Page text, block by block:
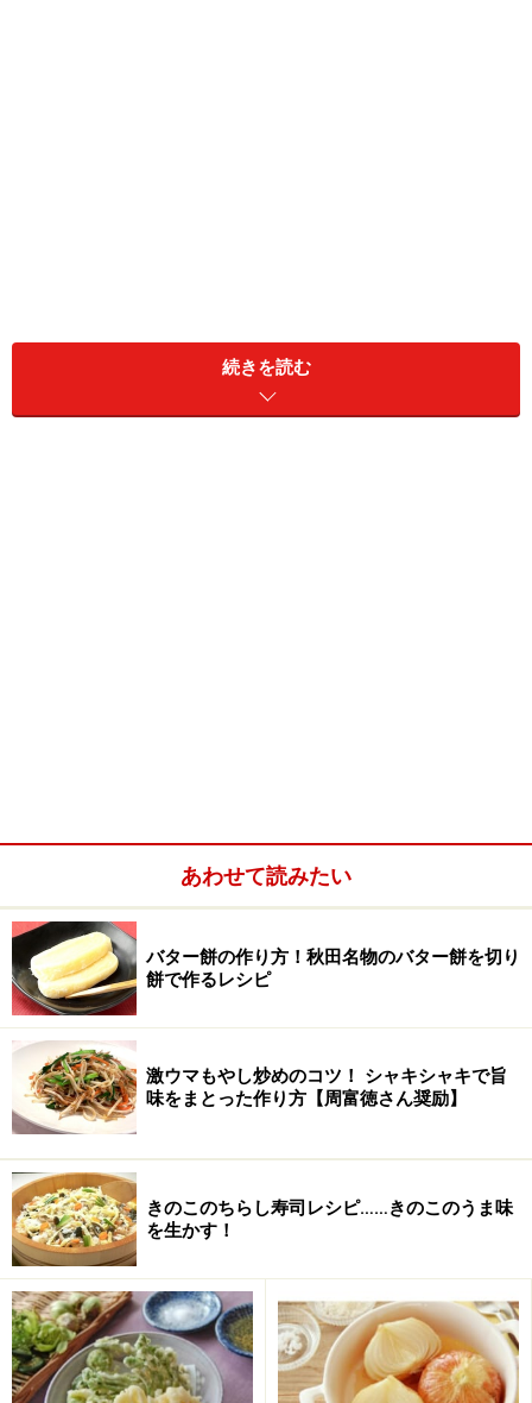
わさび 適量
海苔 少々
お刺身以外の具材はお好きなもの、冷蔵庫にあるもの等
を用意してください。
刺し盛りでモザイク寿司レシピの作り方・
続きを読む
あわせて読みたい
バター餅の作り方！秋田名物のバター餅を切り
餅で作るレシピ
激ウマもやし炒めのコツ！ シャキシャキで旨
味をまとった作り方【周富徳さん奨励】
きのこのちらし寿司レシピ……きのこのうま味
を生かす！